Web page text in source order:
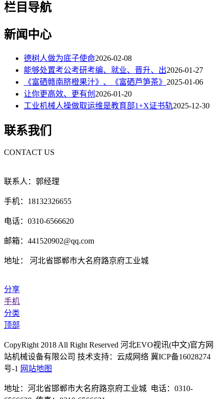
栏目导航
新闻中心
德树人做为底子使命2026-02-08
能够处置考公考研考编、就业、晋升、出2026-01-27
《富硒赣南脐橙果汁》、《富硒芦笋茶》 2025-01-06
让你更高效、更有创 2026-01-20
工业机械人操做取运维是教育部1+X证书轨2025-12-30
联系我们
CONTACT US
联系人：郭经理
手机：18132326655
电话：0310-6566620
邮箱：441520902@qq.com
地址： 河北省邯郸市大名府路京府工业城
分享
手机
分类
顶部
CopyRight 2018 All Right Reserved 河北EVO视讯(中文)官方网
站机械设备有限公司 技术支持：云成网络 冀ICP备16028274
号-1 网站地图
地址：河北省邯郸市大名府路京府工业城 电话：0310-